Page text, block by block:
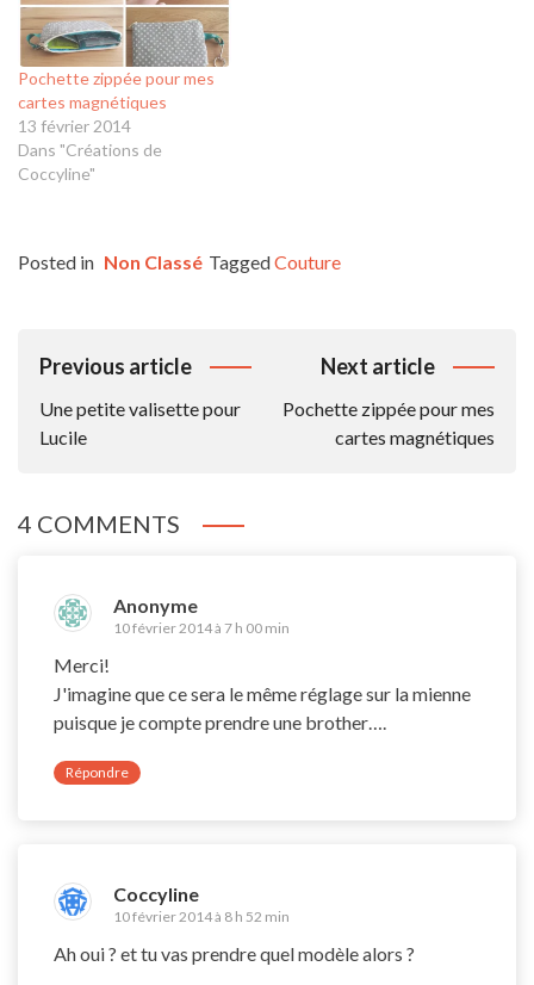
Pochette zippée pour mes
cartes magnétiques
13 février 2014
Dans "Créations de
Coccyline"
Posted in Non Classé TaggedCouture
Navigation
L’article
Previous article
Une petite valisette pour
Lucile
Next article
Pochette zippée pour mes
cartes magnétiques
4 COMMENTS
Anonyme
10 février 2014 à 7 h 00 min
Merci!
J'imagine que ce sera le même réglage sur la mienne
puisque je compte prendre une brother….
Répondre
Coccyline
10 février 2014 à 8 h 52 min
Ah oui ? et tu vas prendre quel modèle alors ?